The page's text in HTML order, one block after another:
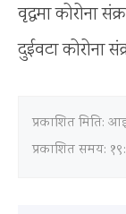
वृद्धमा कोरोना
दुईवटा कोरोना
प्रकाशित मिति:
प्रकाशित समय: